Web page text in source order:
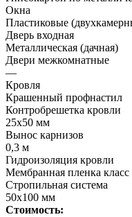
Окна
Пластиковые
Дверь входная
Металлическая (дачная)
Двери межкомнатные
—
Кровля
Крашенный профнастил
Контробрешетка кровли
25х50 мм
Вынос карнизов
0,3 м
Гидроизоляция кровли
Мембранная пленка
Стропильная система
50х100 мм
Стоимость: